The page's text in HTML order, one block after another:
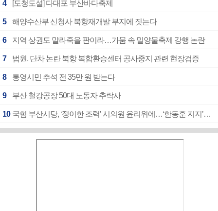
4 [도청도설] 다대포 부산바다축제
5 해양수산부 신청사 북항재개발 부지에 짓는다
6 지역 상권도 말라죽을 판이라…가뭄 속 밀양물축제 강행 논란
7 법원, 단차 논란 북항 복합환승센터 공사중지 관련 현장검증
8 통영시민 추석 전 35만 원 받는다
9 부산 철강공장 50대 노동자 추락사
10 국힘 부산시당, ‘정이한 조력’ 시의원 윤리위에…‘한동훈 지지’도 신고접수